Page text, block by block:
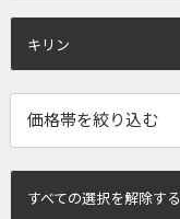
キリン
すべての選択を解除する